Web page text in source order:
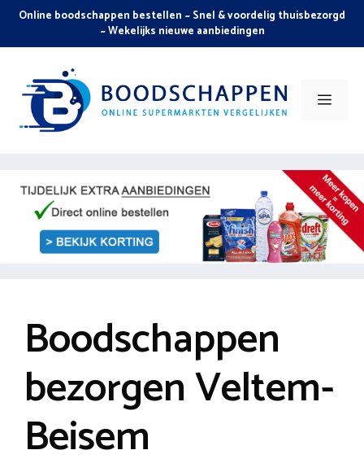
Skip
content
Online boodschappen bestellen ~ Snel & voordelig thuisbezorgd
~ Wekelijks nieuwe aanbiedingen
Menu
Boodschappen
bezorgen Veltem-
Beisem